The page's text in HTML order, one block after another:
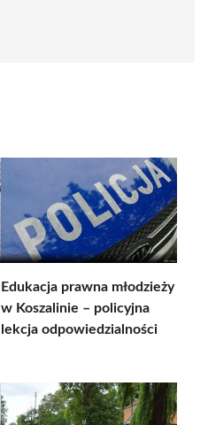
Edukacja prawna młodzieży
w Koszalinie – policyjna
lekcja odpowiedzialności